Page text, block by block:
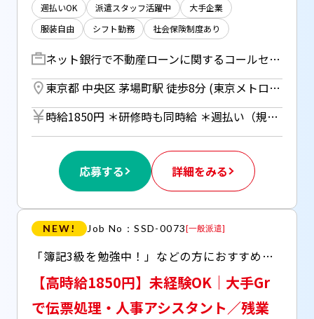
週払いOK
派遣スタッフ活躍中
大手企業
服装自由
シフト勤務 社会保険制度あり
ネット銀行で不動産ローンに関するコールセンター業務 ▽融資実行後のお客様の問い合わせ対応 ⇒マニュアル・FAQに沿って案内すればOK！ 金利や融資の相談など・・ ▽必要書類提出催促の架電 ▽融資に関する追加案内 ▽システムへの履歴入力 ＊しっかりOJTもあるので安心◎
東京都 中央区 茅場町駅 徒歩8分 (東京メトロ日比谷線) ／ 八丁堀駅 徒歩5分 (京葉線、日比谷線) ／ 水天宮前駅 徒歩15分 (半蔵門線)
時給1850円 ＊研修時も同時給 ＊週払い（規定あり）利用OK！ 但し、週払い制度は初回2ヵ月間のみ、 3ヵ月目以降は月払い制になります。 利用についてはご本人様からお仕事紹介時に申請があった場合のみとなります。
応募する 詳細をみる
NEW! Job No：SSD-0073[一般派遣]
「簿記3級を勉強中！」などの方におすすめしたい.+○ ▼業績売上好調＊大手グループのコスメ会社 ▼一般事務からスキルアップ↑▼朝はゆっくりめ9:30出社～▼30～40代代女性活躍中 ▼週払いOK(規定有)【来社不要＊WEB登録受付中】
【高時給1850円】未経験OK｜大手Gr
で伝票処理・人事アシスタント／残業